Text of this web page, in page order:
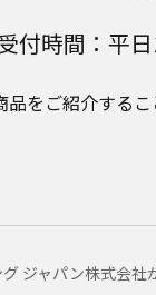
付時間：平日
をご紹介するこ
ジャパン株式会社